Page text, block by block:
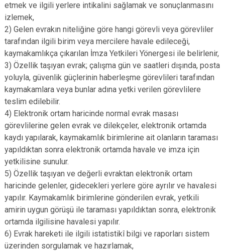
etmek ve ilgili yerlere intikalini sağlamak ve sonuçlanmasını
izlemek,
2) Gelen evrakın niteliğine göre hangi görevli veya görevliler
tarafından ilgili birim veya mercilere havale edileceği,
kaymakamlıkça çıkarılan İmza Yetkileri Yönergesi ile belirlenir,
3) Özellik taşıyan evrak; çalışma gün ve saatleri dışında, posta
yoluyla, güvenlik güçlerinin haberleşme görevlileri tarafından
kaymakamlara veya bunlar adına yetki verilen görevlilere
teslim edilebilir.
4) Elektronik ortam haricinde normal evrak masası
görevlilerine gelen evrak ve dilekçeler, elektronik ortamda
kaydı yapılarak, kaymakamlık birimlerine ait olanların taraması
yapıldıktan sonra elektronik ortamda havale ve imza için
yetkilisine sunulur.
5) Özellik taşıyan ve değerli evraktan elektronik ortam
haricinde gelenler, gidecekleri yerlere göre ayrılır ve havalesi
yapılır. Kaymakamlık birimlerine gönderilen evrak, yetkili
amirin uygun görüşü ile taraması yapıldıktan sonra, elektronik
ortamda ilgilisine havalesi yapılır.
6) Evrak hareketi ile ilgili istatistikî bilgi ve raporları sistem
üzerinden sorgulamak ve hazırlamak,